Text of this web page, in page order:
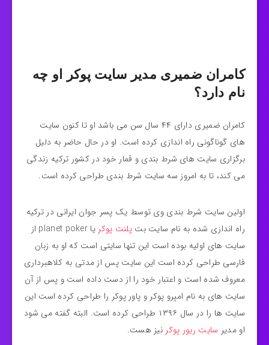
کامران ضمیری مدیر سایت پوکر او چه
نام دارد؟
کامران ضمیری دارای ۴۴ سال سن می باشد او تا کنون سایت
های گوناگونی راه اندازی کرده است. او در حال حاضر به دلیل
برگزاری سایت‌ های شرط‌ بندی و قمار خود در کشور ترکیه زندگی
می کند، تا به امروز سه سایت شرط بندی طراحی کرده است.
اولین سایت شرط بندی وی توسط یک پسر جوان ایرانی در ترکیه
راه اندازی شده به نام سایت بت پلنت پوکر
یا planet poker از
سایت های اولیه بوده است این تنها سایتی است که او به زبان
فارسی طراحی کرده است این سایت پس از مدتی به کلاهبرداری
معروف شده است و اعتبار خود را از دست داده است و پس از آن
سایت های به نام امپرو پوکر و پاور پوکر را طراحی کرده است این
سایت ها را در سال ۱۳۹۶ طراحی کرده است. البته گفته می شود
او مدیر سایت ریور پوکر نیز هست.